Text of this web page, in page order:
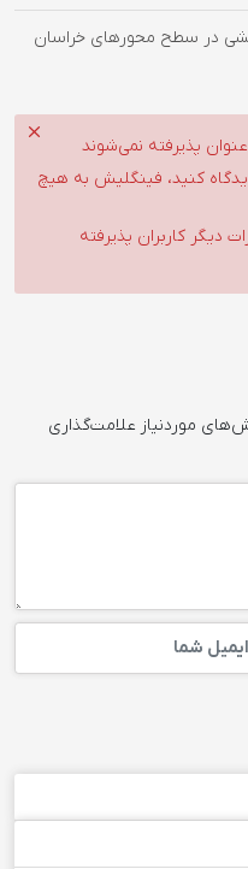
خط کشی در سطح محورهای خراسان
پذیرفته نمی‌شوند
کنید، فینگلیش به هیچ
دیگر کاربران پذیرفته
موردنیاز علامت‌گذاری